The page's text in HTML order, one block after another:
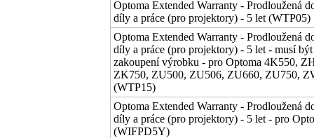
Optoma Extended Warranty - Prodloužená
díly a práce (pro projektory) - 5 let (WTP05)
Optoma Extended Warranty - Prodloužená
díly a práce (pro projektory) - 5 let - musí
zakoupení výrobku - pro Optoma 4K550,
ZK750, ZU500, ZU506, ZU660, ZU750,
(WTP15)
Optoma Extended Warranty - Prodloužená
díly a práce (pro projektory) - 5 let - pro
(WIFPD5Y)